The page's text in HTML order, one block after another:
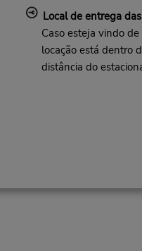
Local de entrega
Caso esteja vindo
locação está dentro
distância do